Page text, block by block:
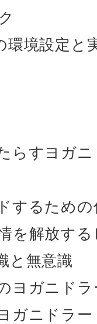
環境設定と
らすヨガ
するための
を解放する
と無意識
ヨガニドラ
ガニドラー